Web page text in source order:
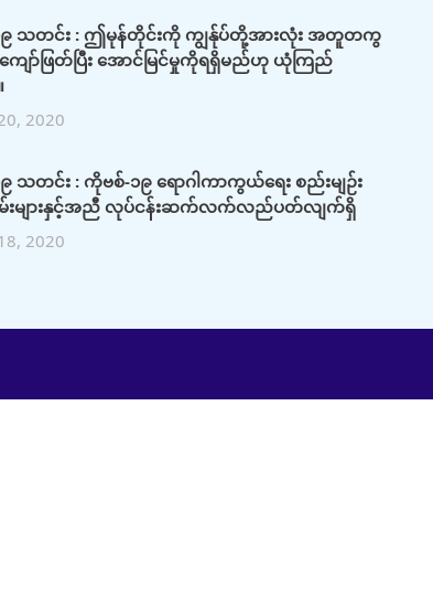
သတင်း : ဤမုန်တိုင်းကို ကျွန်ုပ်တို့အားလုံး အတူတကွ
ကျော်ဖြတ်ပြီး အောင်မြင်မှုကိုရရှိမည်ဟု ယုံကြည်
2020
သတင်း : ကိုဗစ်-၁၉ ရောဂါကာကွယ်ရေး စည်းမျဉ်း
းများနှင့်အညီ လုပ်ငန်းဆက်လက်လည်ပတ်လျက်ရှိ
2020